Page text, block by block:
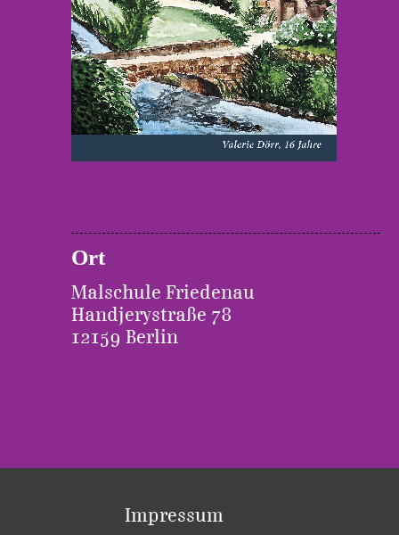
Ort
Malschule Friedenau
Handjerystraße 78
12159 Berlin
Impressum